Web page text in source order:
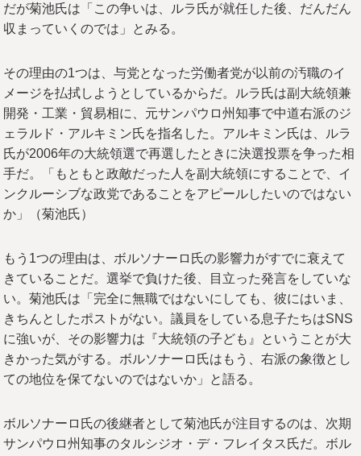
だが菊池氏は「この争いは、ルラ氏が就任した後、だんだん
収まっていくのでは」とみる。
その理由の1つは、与党となった労働者党が以前の汚職のイ
メージを払拭しようとしているからだ。ルラ氏は副大統領兼
開発・工業・貿易相に、元サンパウロ州知事で中道右派のジ
ェラルド・アルキミン氏を指名した。アルキミン氏は、ルラ
氏が2006年の大統領選で再選したときに決選投票を争った相
手だ。「もともと政敵だった人を副大統領にすることで、イ
ンクルーシブな政党であることをアピールしたいのではない
か」（菊池氏）
もう1つの理由は、ボルソナーロ氏の影響力がすでに衰えて
きていることだ。選挙で負けた後、目立った発言をしていな
い。菊池氏は「完全に無職ではないにしても、彼にはいま、
きちんとしたポストがない。議員をしている息子たちはSNS
に強いが、その影響力は『大統領の子ども』ということが大
きかった気がする。ボルソナーロ氏はもう、右派の象徴とし
ての地位を保てないのではないか」と語る。
ボルソナーロ氏の後継者として菊池氏が注目するのは、次期
サンパウロ州知事のタルシジオ・デ・フレイタス氏だ。ボル